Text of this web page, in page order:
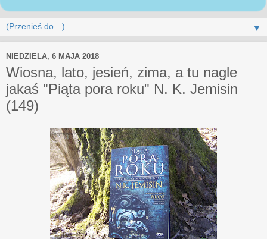
▼
NIEDZIELA, 6 MAJA 2018
Wiosna, lato, jesień, zima, a tu nagle
jakaś "Piąta pora roku" N. K. Jemisin
(149)